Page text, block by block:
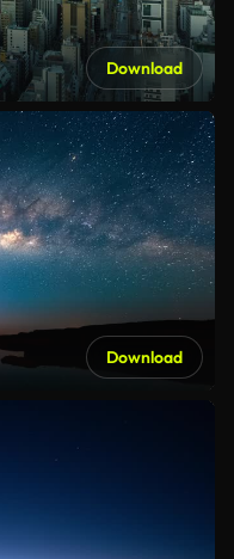
Download
Download